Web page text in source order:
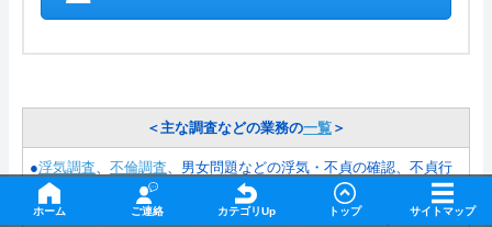
＜主な調査などの業務の一覧 ＞
●浮気調査 不倫調査 、男女問題などの浮気・不貞の確認、不貞行
為の証拠映像の撮影
●素行調査、動向調査、人物撮影、現場確認、現地確認などその他
ホーム ご連絡 カテゴリUp トップ サイトマップ